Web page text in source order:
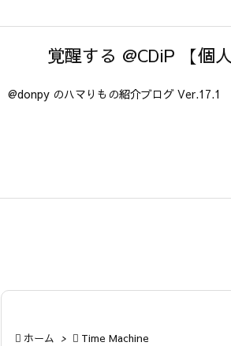
覚醒する @CDiP 【個
@donpy のハマりもの紹介ブログ Ver.17.1
 ホーム >  Time Machine